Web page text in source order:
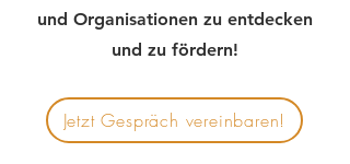
und Organisationen zu entdecken
und zu fördern!
Jetzt Gespräch vereinbaren!